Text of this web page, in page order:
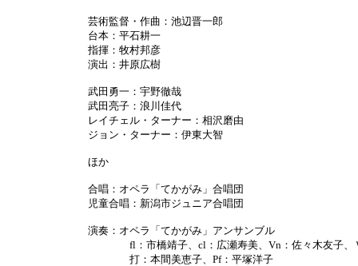
芸術監督・作曲：池辺晋一郎
台本：平石耕一
指揮：牧村邦彦
演出：井原広樹
武田勇一：宇野徹哉
武田亮子：浪川佳代
レイチェル・ターナー：相沢磨由
ジョン・ターナー：伊東大智
ほか
合唱：オペラ「てかがみ」合唱団
児童合唱：新潟市ジュニア合唱団
演奏：オペラ「てかがみ」アンサンブル
fl：市橋靖子、cl：広瀬寿美、Vn：佐々木友子、
打：本間美恵子、Pf：平塚洋子